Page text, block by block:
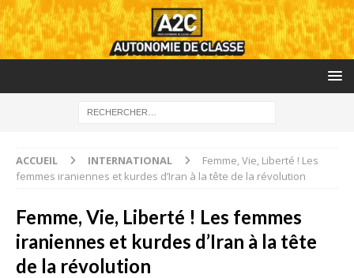
ACCUEIL INTERNATIONAL
Femme, Vie, Liberté ! Les
femmes iraniennes et kurdes d’Iran à la tête de la révolution
Femme, Vie, Liberté ! Les femmes
iraniennes et kurdes d’Iran à la tête
de la révolution